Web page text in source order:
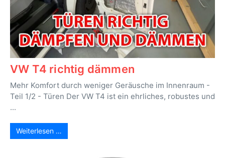
VW T4 richtig dämmen
Mehr Komfort durch weniger Geräusche im Innenraum -
Teil 1/2 - Türen Der VW T4 ist ein ehrliches, robustes und
...
Weiterlesen …